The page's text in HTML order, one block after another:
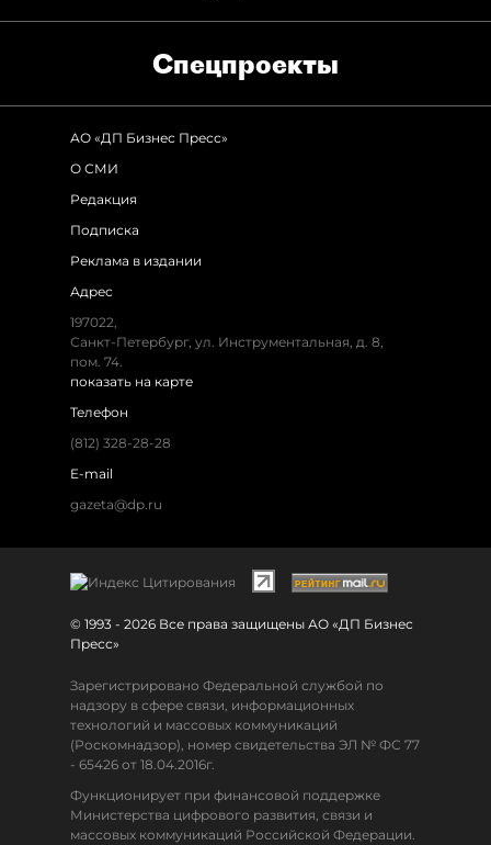
Спец­проекты
АО «ДП Бизнес Пресс»
О СМИ
Редакция
Подписка
Реклама в издании
Адрес
197022,
Санкт-Петербург, ул. Инструментальная, д. 8,
пом. 74.
показать на карте
Телефон
(812) 328-28-28
E-mail
gazeta@dp.ru
© 1993 - 2026 Все права защищены АО «ДП Бизнес
Пресс»
Зарегистрировано Федеральной службой по
надзору в сфере связи, информационных
технологий и массовых коммуникаций
(Роскомнадзор), номер свидетельства ЭЛ № ФС 77
- 65426 от 18.04.2016г.
Функционирует при финансовой поддержке
Министерства цифрового развития, связи и
массовых коммуникаций Российской Федерации.